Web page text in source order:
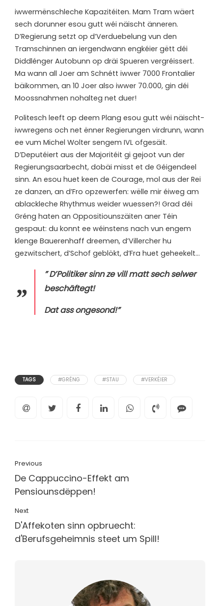
iwwermënschleche Kapazitéiten. Mam Tram wäert
sech dorunner esou gutt wéi näischt änneren.
D’Regierung setzt op d’Verduebelung vun den
Tramschinnen an iergendwann engkéier gëtt déi
Diddlénger Autobunn op dräi Spueren vergréissert.
Ma wann all Joer am Schnétt iwwer 7000 Frontalier
bäikommen, an 10 Joer also iwwer 70.000, gin déi
Moossnahmen nohalteg net duer!
Politesch leeft op deem Plang esou gutt wéi näischt-
iwwregens och net ënner Regierungen virdrunn, wann
ee vum Michel Wolter sengem IVL ofgesäit.
D’Deputéiert aus der Majoritéit gi gejoot vun der
Regierungsaarbecht, dobäi misst et de Géigendeel
sinn. An esou huet keen de Courage, mol aus der Rei
ze danzen, an d’Fro opzewerfen: wëlle mir éiweg am
ablackleche Rhythmus weider wuessen?! Grad déi
Gréng haten an Oppositiounszäiten aner Téin
gespaut: du konnt ee wéinstens nach vun engem
klenge Bauerenhaff dreemen, d’Villercher hu
gezwitschert, d’Schof geblökt, d’Fra huet geheekelt…
” D’Politiker sinn ze vill matt sech selwer
beschäftegt!
Dat ass ongesond!”
TAGS #GRÉNG #STAU #VERKÉIER
Previous
De Cappuccino-Effekt am
Pensiounsdëppen!
Next
D'Affekoten sinn opbruecht:
d'Berufsgeheimnis steet um Spill!